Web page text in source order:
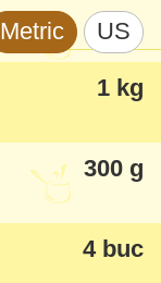
Metric US
1 kg
300 g
4 buc